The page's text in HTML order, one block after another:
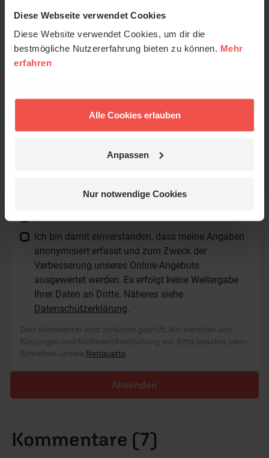
Diese Webseite verwendet Cookies
Diese Website verwendet Cookies, um dir die
bestmögliche Nutzererfahrung bieten zu können. Mehr
erfahren
Alle Cookies erlauben
Anpassen
Nur notwendige Cookies
Name:
Die E-Mail-Adresse wird nicht veröffentlicht.
Ich bin damit einverstanden, dass meine Angaben
anonymisiert erfasst und zum Zweck der
Verbesserung unseres Online-Angebots
ausgewertet werden. Es erfolgt keine Weitergabe
Ihrer Daten an Dritte. Näheres siehe
Datenschutzerklärung.
Dein Kommentar wird zunächst geprüft. Wir behalten uns
Kürzungen und Nichtveröffentlichung vor. Bitte beachte beim
Schreiben unsere Netiquette.
Absenden
Kommentare (7)